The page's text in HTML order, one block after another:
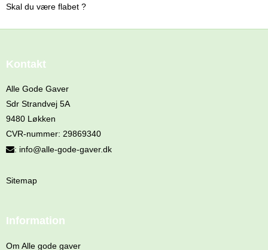
Skal du være flabet ?
Kontakt
Alle Gode Gaver
Sdr Strandvej 5A
9480 Løkken
CVR-nummer: 29869340
: info@alle-gode-gaver.dk
Sitemap
Information
Om Alle gode gaver